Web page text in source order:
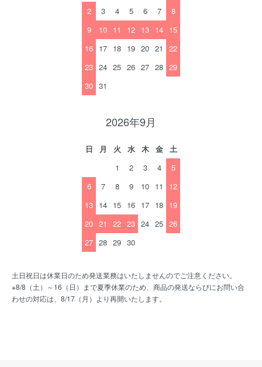
2
3 4 5 6 7
8
9
10 11 12 13 14 15
16 17 18 19 20 21
22
23 24 25 26 27 28 29
30 31
2026年9月
日 月 火 水 木 金
土
1
2 3 4
5
6
7 8 9 10 11
12
13 14 15 16 17 18 19
20 21 22 23 24 25 26
27 28 29 30
土日祝日は休業日のため発送業務はいたしませんのでご注意ください。
※8/8（土）～16（日）まで夏季休業のため、商品の発送ならびにお問い合
わせの対応は、8/17（月）より再開いたします。